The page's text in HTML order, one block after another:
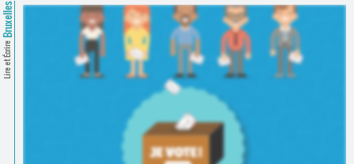
Regards croisés
Ressources pédagogiques
Espace presse
Trouver un lieu d’alphabétisation
Lire et Écrire
Bruxelles